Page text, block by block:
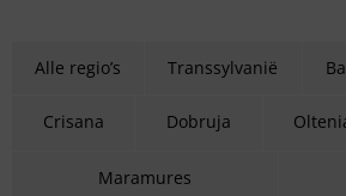
Alle regio’s Transsylvanië
Crisana Dobruja
Maramures